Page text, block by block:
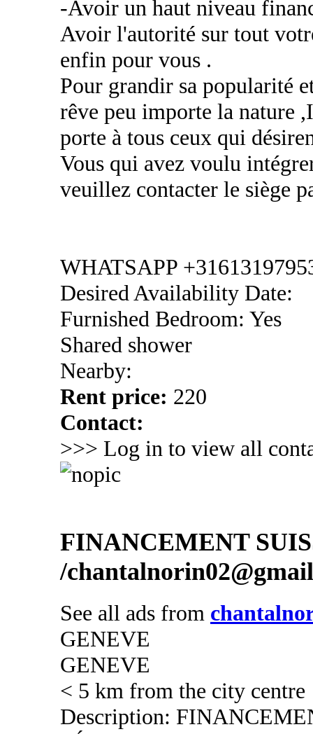
-Avoir un haut niveau
Avoir l'autorité sur tout
enfin pour vous .
Pour grandir sa popularité
rêve peu importe la
porte à tous ceux qui
Vous qui avez voulu
veuillez contacter le siège
WHATSAPP
Desired Availability Date:
Furnished Bedroom: Yes
Shared shower
Nearby:
Rent price: 220
Contact:
>>> Log in to view all
FINANCEMENT
/
See all ads from
GENEVE
GENEVE
< 5 km from the city centre
Description: